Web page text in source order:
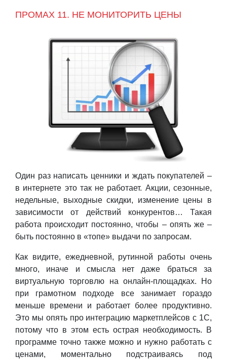
ПРОМАХ 11. НЕ МОНИТОРИТЬ ЦЕНЫ
Один раз написать ценники и ждать покупателей –
в интернете это так не работает. Акции, сезонные,
недельные, выходные скидки, изменение цены в
зависимости от действий конкурентов… Такая
работа происходит постоянно, чтобы – опять же –
быть постоянно в «топе» выдачи по запросам.
Как видите, ежедневной, рутинной работы очень
много, иначе и смысла нет даже браться за
виртуальную торговлю на онлайн-площадках. Но
при грамотном подходе все занимает гораздо
меньше времени и работает более продуктивно.
Это мы опять про интеграцию маркетплейсов с 1С,
потому что в этом есть острая необходимость. В
программе точно также можно и нужно работать с
ценами, моментально подстраиваясь под